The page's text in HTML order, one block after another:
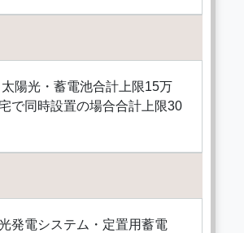
陽光・蓄電池合計上限15万
で同時設置の場合合計上限30
発電システム・定置用蓄電